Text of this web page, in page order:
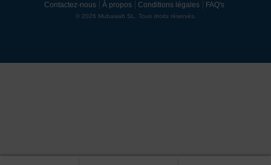
Contactez-nous À propos Conditions légales FAQ's
© 2026 Mubawab SL. Tous droits réservés.